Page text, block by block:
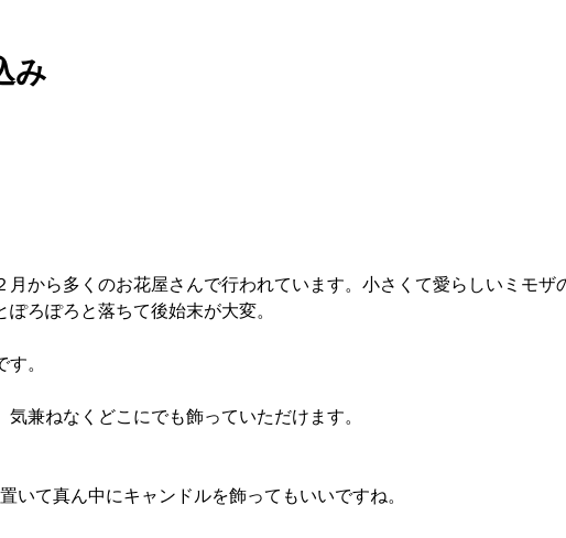
み
から多くのお花屋さんで行われています。小さくて愛らしいミモザ
ろぽろと落ちて後始末が大変。
。
兼ねなくどこにでも飾っていただけます。
いて真ん中にキャンドルを飾ってもいいですね。